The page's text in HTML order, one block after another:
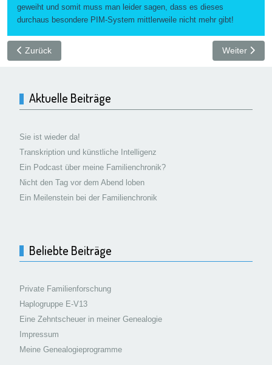
geweiht und somit muss man leider sagen, dass es dieses
durchaus besondere PIM-System mittlerweile nicht mehr gibt!
Vorheriger Beitrag: Lehrjahre sind keine Herrenjahre
Zurück Nächster
Weiter
Aktuelle Beiträge
Sie ist wieder da!
Transkription und künstliche Intelligenz
Ein Podcast über meine Familienchronik?
Nicht den Tag vor dem Abend loben
Ein Meilenstein bei der Familienchronik
Beliebte Beiträge
Private Familienforschung
Haplogruppe E-V13
Eine Zehntscheuer in meiner Genealogie
Impressum
Meine Genealogieprogramme